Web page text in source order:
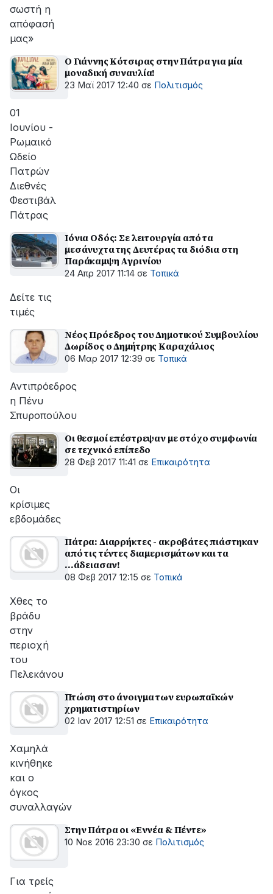
σωστή η
απόφασή
μας»
Ο Γιάννης Κότσιρας στην Πάτρα για μία
μοναδική συναυλία!
23 Μαϊ 2017 12:40 σε Πολιτισμός
01
Ιουνίου -
Ρωμαικό
Ωδείο
Πατρών
Διεθνές
Φεστιβάλ
Πάτρας
Ιόνια Οδός: Σε λειτουργία από τα
μεσάνυχτα της Δευτέρας τα διόδια στη
Παράκαμψη Αγρινίου
24 Απρ 2017 11:14 σε Τοπικά
Δείτε τις
τιμές
Νέος Πρόεδρος του Δημοτικού Συμβουλίου
Δωρίδος ο Δημήτρης Καραχάλιος
06 Μαρ 2017 12:39 σε Τοπικά
Αντιπρόεδρος
η Πένυ
Σπυροπούλου
Oι θεσμοί επέστρεψαν με στόχο συμφωνία
σε τεχνικό επίπεδο
28 Φεβ 2017 11:41 σε Επικαιρότητα
Οι
κρίσιμες
εβδομάδες
Πάτρα: Διαρρήκτες - ακροβάτες πιάστηκαν
από τις τέντες διαμερισμάτων και τα
...άδειασαν!
08 Φεβ 2017 12:15 σε Τοπικά
Χθες το
βράδυ
στην
περιοχή
του
Πελεκάνου
Πτώση στο άνοιγμα των ευρωπαϊκών
χρηματιστηρίων
02 Ιαν 2017 12:51 σε Επικαιρότητα
Χαμηλά
κινήθηκε
και ο
όγκος
συναλλαγών
Στην Πάτρα οι «Εννέα & Πέντε»
10 Νοε 2016 23:30 σε Πολιτισμός
Για τρείς